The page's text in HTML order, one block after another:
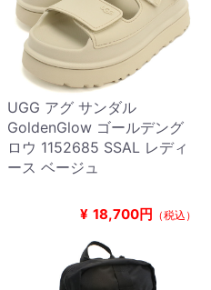
UGG アグ サンダル
GoldenGlow ゴールデング
ロウ 1152685 SSAL レディ
ース ベージュ
¥ 18,700円 （税込）